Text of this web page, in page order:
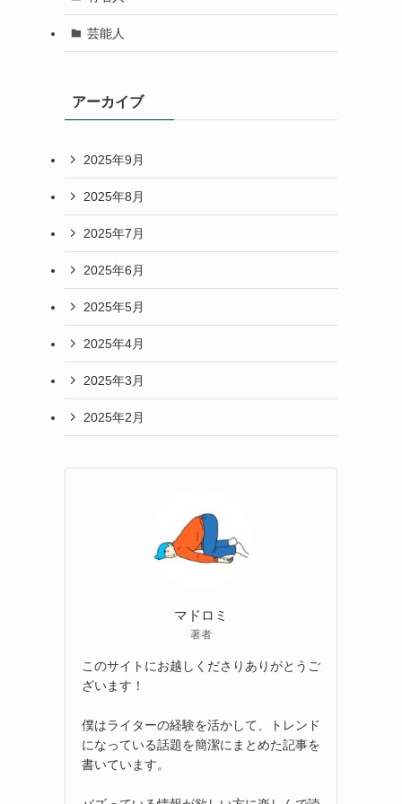
芸能人
アーカイブ
2025年9月
2025年8月
2025年7月
2025年6月
2025年5月
2025年4月
2025年3月
2025年2月
マドロミ
著者
このサイトにお越しくださりありがとうご
ざいます！
僕はライターの経験を活かして、トレンド
になっている話題を簡潔にまとめた記事を
書いています。